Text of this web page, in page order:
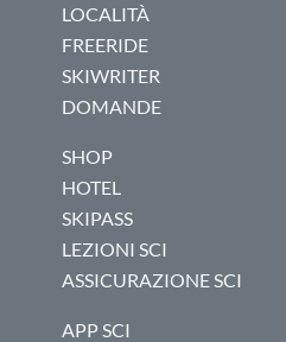
LOCALITÀ
FREERIDE
SKIWRITER
DOMANDE
SHOP
HOTEL
SKIPASS
LEZIONI SCI
ASSICURAZIONE SCI
APP SCI